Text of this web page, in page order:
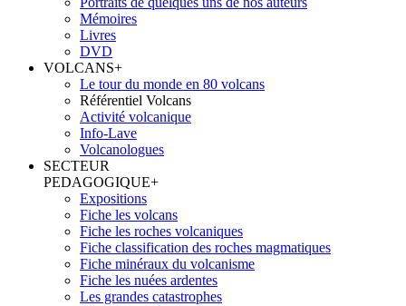
Mémoires
Livres
DVD
VOLCANS+
Le tour du monde en 80 volcans
Référentiel Volcans
Activité volcanique
Info-Lave
Volcanologues
SECTEUR
PEDAGOGIQUE+
Expositions
Fiche les volcans
Fiche les roches volcaniques
Fiche classification des roches magmatiques
Fiche minéraux du volcanisme
Fiche les nuées ardentes
Les grandes catastrophes